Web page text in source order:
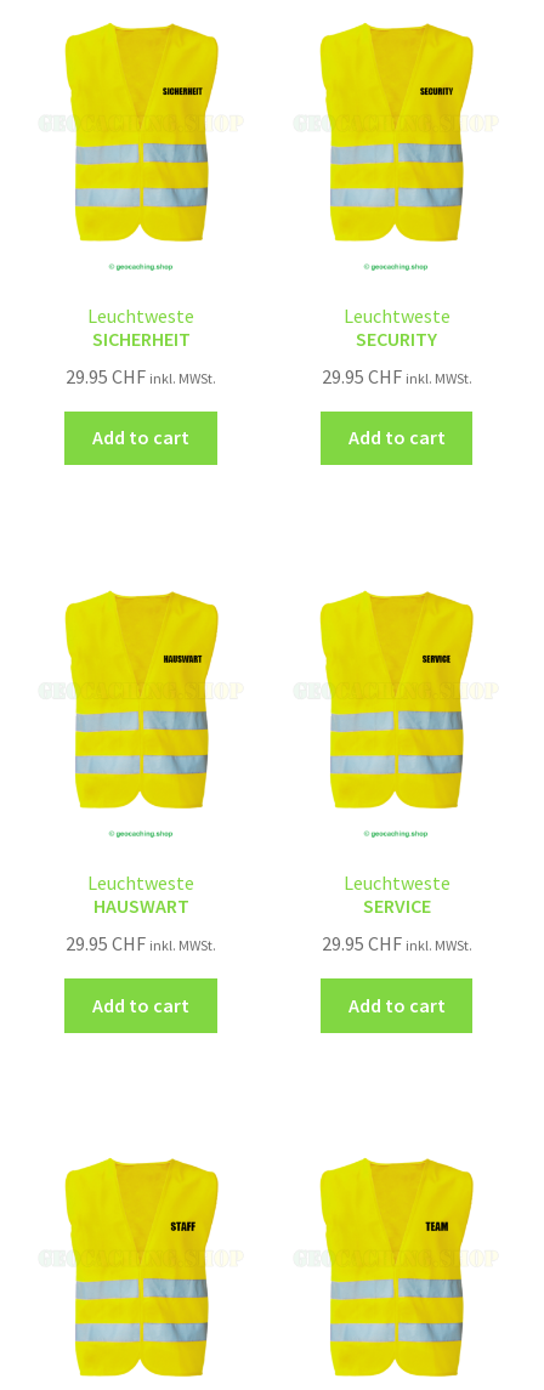
Leuchtweste
SICHERHEIT
29.95CHF inkl. MWSt.
Add to cart
Leuchtweste
SECURITY
29.95 CHF inkl. MWSt.
Add to cart
Leuchtweste
HAUSWART
29.95CHF inkl. MWSt.
Add to cart
Leuchtweste
SERVICE
29.95 CHF inkl. MWSt.
Add to cart